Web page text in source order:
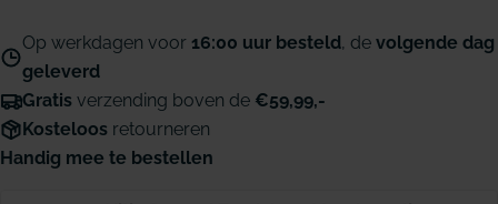
Op werkdagen voor 16:00 uur besteld, de volgende dag
geleverd
Gratis verzending boven de €59,99,-
Kosteloos retourneren
Handig mee te bestellen